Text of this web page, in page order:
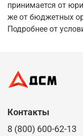
принимается от
же от бюджетных
Подробнее от
Контакты
8 (800) 600-62-13